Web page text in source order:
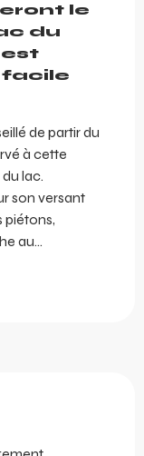
le
du
est
facile
de partir du
à cette
lac.
son versant
piétons,
au...